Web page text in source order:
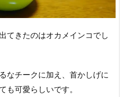
てきたのはオカメインコでし
なチークに加え、首かしげに
も可愛らしいです。